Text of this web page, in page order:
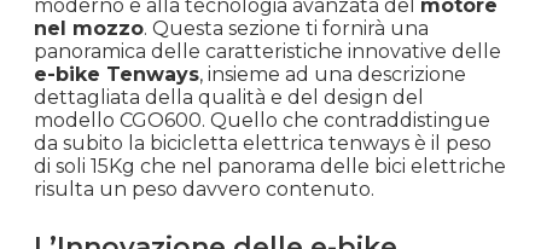
moderno e alla tecnologia avanzata del motore
nel mozzo. Questa sezione ti fornirà una
panoramica delle caratteristiche innovative delle
e-bike Tenways, insieme ad una descrizione
dettagliata della qualità e del design del
modello CGO600. Quello che contraddistingue
da subito la bicicletta elettrica tenways è il peso
di soli 15Kg che nel panorama delle bici elettriche
risulta un peso davvero contenuto.